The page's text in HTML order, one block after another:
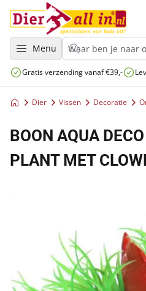
Menu
Gratis verzending vanaf €39,-
Dier Vissen Decoratie
BOON AQUA
PLANT MET